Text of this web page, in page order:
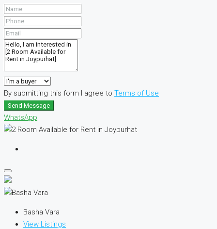
By submitting this form I agree to Terms of Use
Send Message
WhatsApp
Basha Vara
View Listings